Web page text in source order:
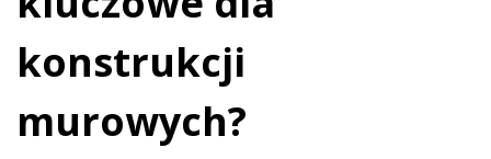
konstrukcji
murowych?